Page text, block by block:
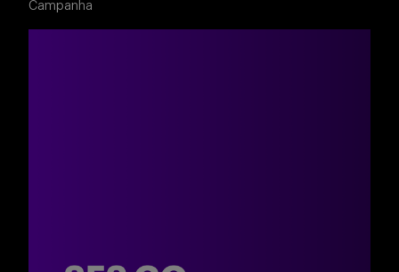
Campanha